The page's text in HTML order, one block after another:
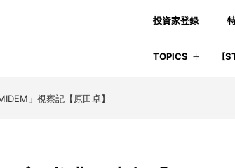
投資家登録
TOPICS
」視察記【原田卓】